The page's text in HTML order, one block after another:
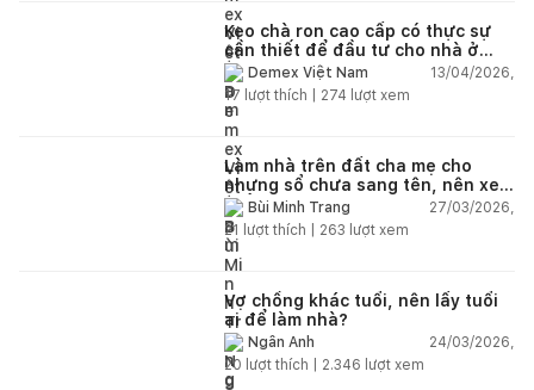
Keo chà ron cao cấp có thực sự
cần thiết để đầu tư cho nhà ở
dân dụng?
Demex Việt Nam
13/04/2026,
17 lượt thích | 274 lượt xem
Làm nhà trên đất cha mẹ cho
nhưng sổ chưa sang tên, nên xem
tuổi ai?
Bùi Minh Trang
27/03/2026,
21
lượt thích | 263 lượt xem
Vợ chồng khác tuổi, nên lấy tuổi
ai để làm nhà?
Ngân Anh
24/03/2026,
20 lượt thích | 2.346 lượt xem